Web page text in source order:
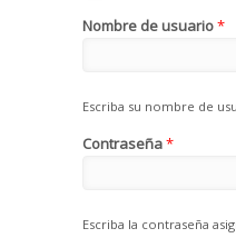
Solicitar una
Nombre de usuario*
Escriba su nombre de
Contraseña*
Escriba la contraseña